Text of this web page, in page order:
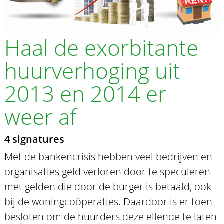
Haal de exorbitante
huurverhoging uit
2013 en 2014 er
weer af
4 signatures
Met de bankencrisis hebben veel bedrijven en
organisaties geld verloren door te speculeren
met gelden die door de burger is betaald, ook
bij de woningcoöperaties. Daardoor is er toen
besloten om de huurders deze ellende te laten